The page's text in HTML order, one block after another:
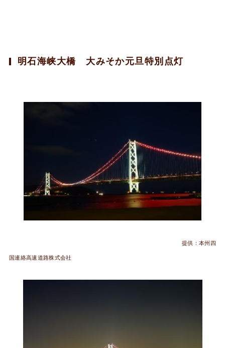
明石海峡大橋 大みそか元旦特別点灯
提供：本州四
国連絡高速道路株式会社